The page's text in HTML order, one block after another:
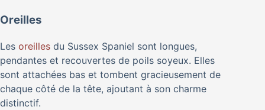
Oreilles
Les oreilles du Sussex Spaniel sont longues,
pendantes et recouvertes de poils soyeux. Elles
sont attachées bas et tombent gracieusement de
chaque côté de la tête, ajoutant à son charme
distinctif.